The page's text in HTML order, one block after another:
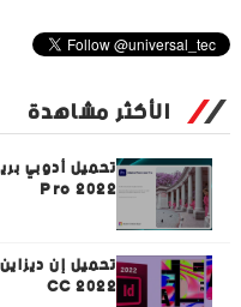
الأكثر مشاهدة
Pro 2022
CC 2022